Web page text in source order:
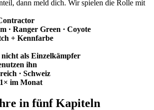
dann meld dich. Wir spielen die Rolle mit
· Ranger Green · Coyote
+ Kennfarbe
als Einzelkämpfer
ihn
· Schweiz
im Monat
in fünf Kapiteln